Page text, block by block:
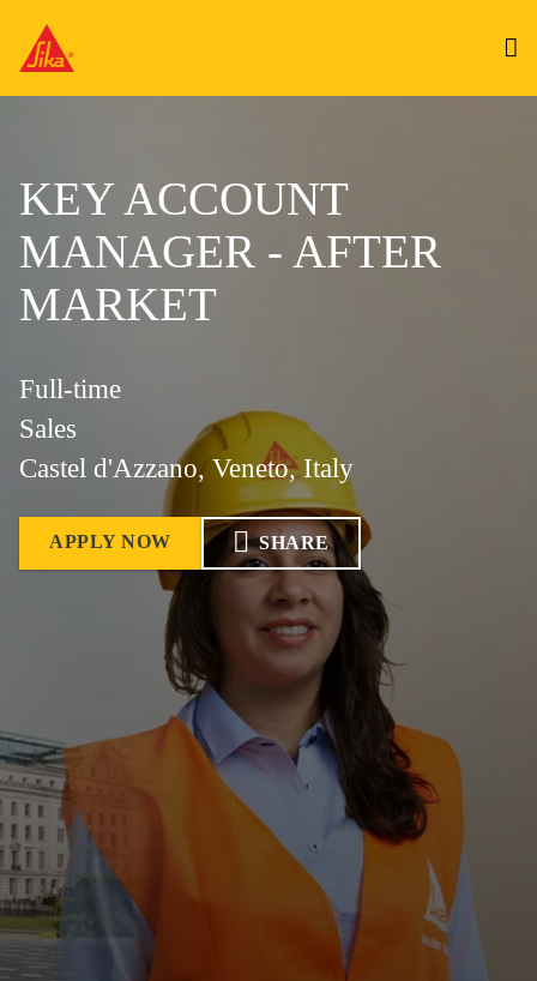
KEY ACCOUNT
MANAGER - AFTER
MARKET
Full-time
Sales
Castel d'Azzano, Veneto, Italy
APPLY NOW SHARE